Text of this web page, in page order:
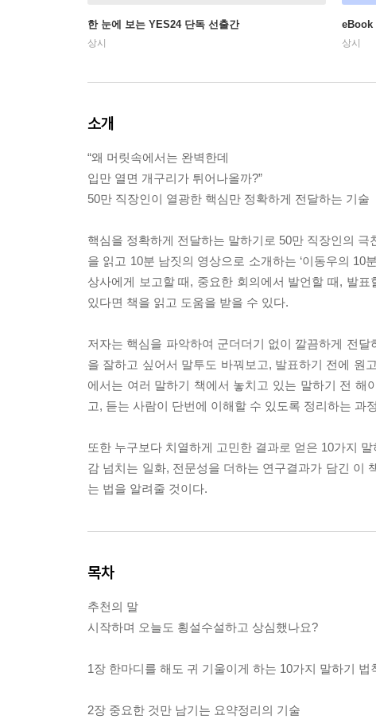
한 눈에 보는 YES24 단독 선출간
상시
eBook
상시
소개
“왜 머릿속에서는 완벽한데
입만 열면 개구리가 튀어나올까?”
50만 직장인이 열광한 핵심만 정확하게 전달하는 기술
핵심을 정확하게 전달하는 말하기로 50만 직장인의
을 읽고 10분 남짓의 영상으로 소개하는 ‘이동우의
상사에게 보고할 때, 중요한 회의에서 발언할 때, 발
있다면 책을 읽고 도움을 받을 수 있다.
저자는 핵심을 파악하여 군더더기 없이 깔끔하게 전
을 잘하고 싶어서 말투도 바꿔보고, 발표하기 전에 원
에서는 여러 말하기 책에서 놓치고 있는 말하기 전
고, 듣는 사람이 단번에 이해할 수 있도록 정리하는 과
또한 누구보다 치열하게 고민한 결과로 얻은 10가지
감 넘치는 일화, 전문성을 더하는 연구결과가 담긴 이
는 법을 알려줄 것이다.
목차
추천의 말
시작하며 오늘도 횡설수설하고 상심했나요?
1장 한마디를 해도 귀 기울이게 하는 10가지 말하기 법
2장 중요한 것만 남기는 요약정리의 기술